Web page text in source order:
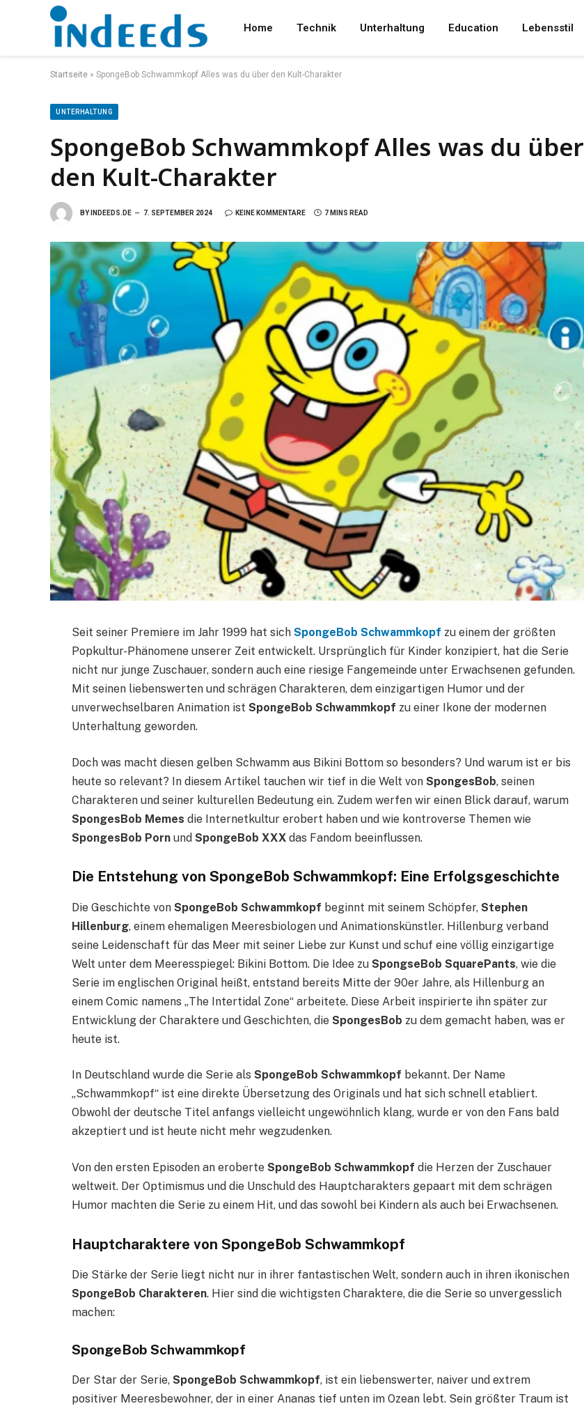
Home Technik Unterhaltung Education Lebensstil
Startseite » SpongeBob Schwammkopf Alles was du über den Kult-Charakter
UNTERHALTUNG
SpongeBob Schwammkopf Alles was du über
den Kult-Charakter
BY INDEEDS.DE 7. SEPTEMBER 2024 KEINE KOMMENTARE 7 MINS READ
Seit seiner Premiere im Jahr 1999 hat sich SpongeBob Schwammkopf zu einem der größten
Popkultur-Phänomene unserer Zeit entwickelt. Ursprünglich für Kinder konzipiert, hat die Serie
nicht nur junge Zuschauer, sondern auch eine riesige Fangemeinde unter Erwachsenen gefunden.
Mit seinen liebenswerten und schrägen Charakteren, dem einzigartigen Humor und der
unverwechselbaren Animation ist SpongeBob Schwammkopf zu einer Ikone der modernen
Unterhaltung geworden.
Doch was macht diesen gelben Schwamm aus Bikini Bottom so besonders? Und warum ist er bis
heute so relevant? In diesem Artikel tauchen wir tief in die Welt von SpongesBob, seinen
Charakteren und seiner kulturellen Bedeutung ein. Zudem werfen wir einen Blick darauf, warum
SpongesBob Memes die Internetkultur erobert haben und wie kontroverse Themen wie
SpongesBob Porn und SpongeBob XXX das Fandom beeinflussen.
Die Entstehung von SpongeBob Schwammkopf: Eine Erfolgsgeschichte
Die Geschichte von SpongeBob Schwammkopf beginnt mit seinem Schöpfer, Stephen
Hillenburg, einem ehemaligen Meeresbiologen und Animationskünstler. Hillenburg verband
seine Leidenschaft für das Meer mit seiner Liebe zur Kunst und schuf eine völlig einzigartige
Welt unter dem Meeresspiegel: Bikini Bottom. Die Idee zu SpongseBob SquarePants, wie die
Serie im englischen Original heißt, entstand bereits Mitte der 90er Jahre, als Hillenburg an
einem Comic namens „The Intertidal Zone“ arbeitete. Diese Arbeit inspirierte ihn später zur
Entwicklung der Charaktere und Geschichten, die SpongesBob zu dem gemacht haben, was er
heute ist.
In Deutschland wurde die Serie als SpongeBob Schwammkopf bekannt. Der Name
„Schwammkopf“ ist eine direkte Übersetzung des Originals und hat sich schnell etabliert.
Obwohl der deutsche Titel anfangs vielleicht ungewöhnlich klang, wurde er von den Fans bald
akzeptiert und ist heute nicht mehr wegzudenken.
Von den ersten Episoden an eroberte SpongeBob Schwammkopf die Herzen der Zuschauer
weltweit. Der Optimismus und die Unschuld des Hauptcharakters gepaart mit dem schrägen
Humor machten die Serie zu einem Hit, und das sowohl bei Kindern als auch bei Erwachsenen.
Hauptcharaktere von SpongeBob Schwammkopf
Die Stärke der Serie liegt nicht nur in ihrer fantastischen Welt, sondern auch in ihren ikonischen
SpongeBob Charakteren. Hier sind die wichtigsten Charaktere, die die Serie so unvergesslich
machen:
SpongeBob Schwammkopf
Der Star der Serie, SpongeBob Schwammkopf, ist ein liebenswerter, naiver und extrem
positiver Meeresbewohner, der in einer Ananas tief unten im Ozean lebt. Sein größter Traum ist